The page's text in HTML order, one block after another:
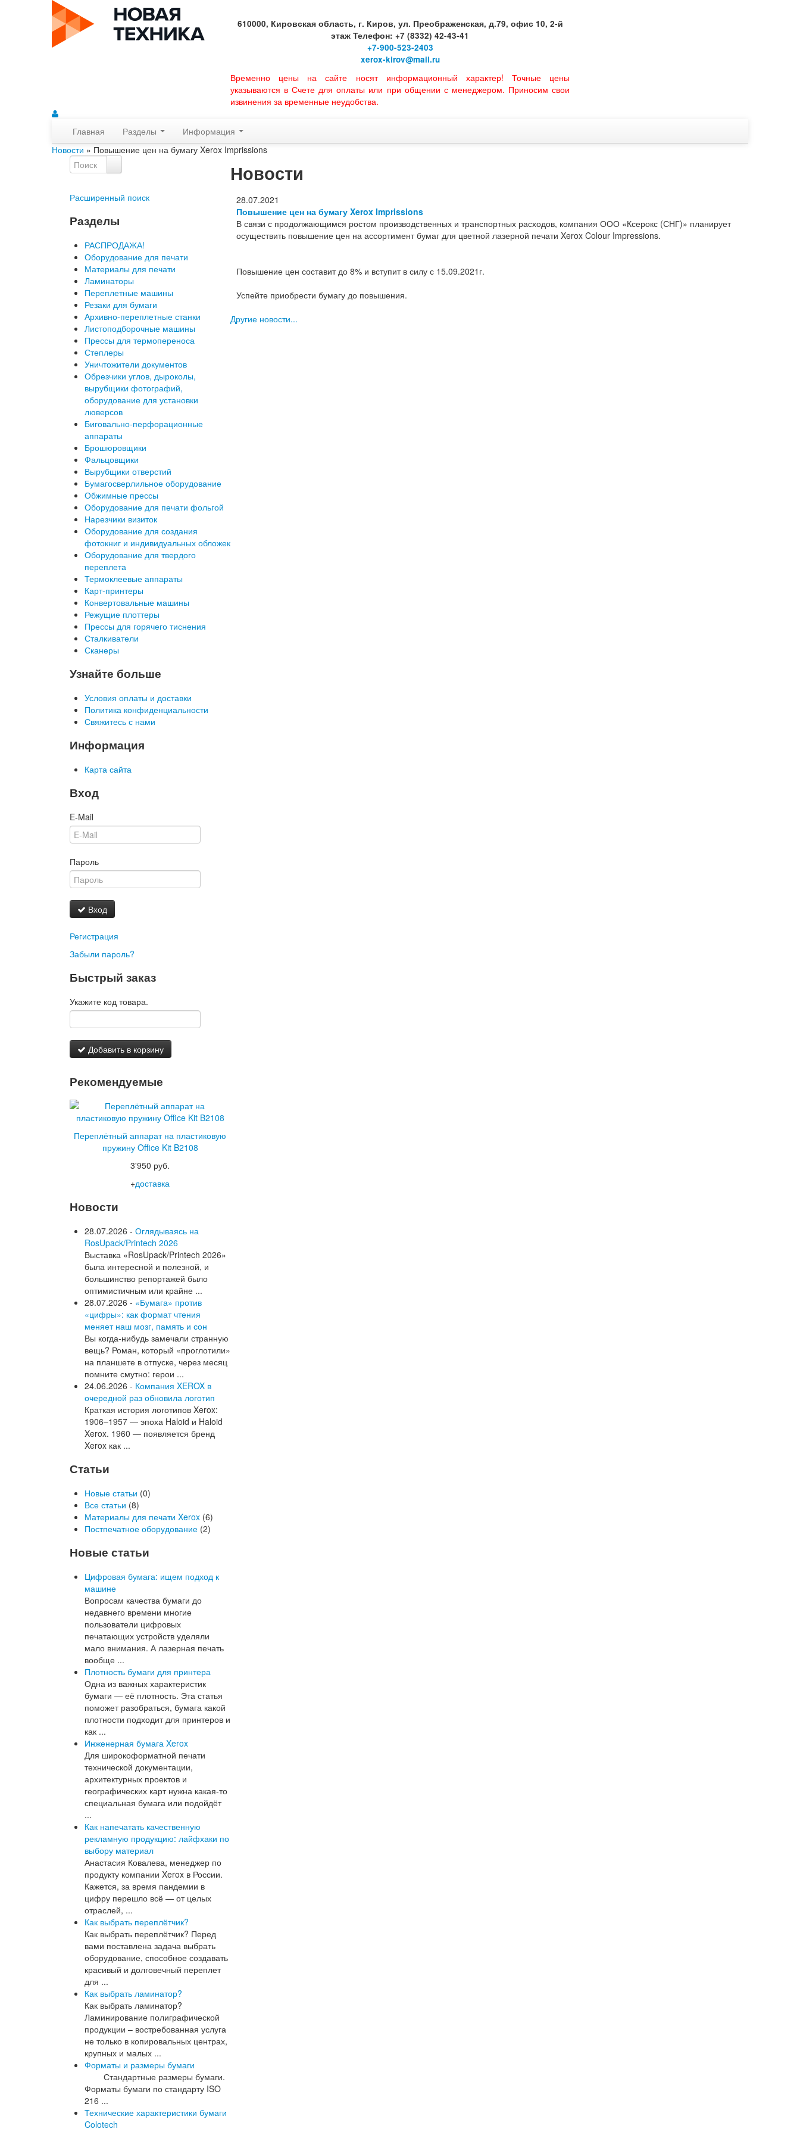
610000, Кировская область, г. Киров, ул. Преображенская, д.79, офис 10, 2-й
этаж Телефон: +7 (8332) 42-43-41
+7-900-523-2403
xerox-kirov@mail.ru
Временно цены на сайте носят информационный характер! Точные цены
указываются в Счете для оплаты или при общении с менеджером. Приносим свои
извинения за временные неудобства.
Главная Разделы
Информация
Новости » Повышение цен на бумагу Xerox Imprissions
Новости
28.07.2021
Повышение цен на бумагу Xerox Imprissions
В связи с продолжающимся ростом производственных и транспортных расходов, компания ООО «Ксерокс (СНГ)» планирует
осуществить повышение цен на ассортимент бумаг для цветной лазерной печати Xerox Colour Impressions.
Повышение цен составит до 8% и вступит в силу с 15.09.2021г.
Успейте приобрести бумагу до повышения.
Другие новости...
Расширенный поиск
Разделы
РАСПРОДАЖА!
Оборудование для печати
Материалы для печати
Ламинаторы
Переплетные машины
Резаки для бумаги
Архивно-переплетные станки
Листоподборочные машины
Прессы для термопереноса
Степлеры
Уничтожители документов
Обрезчики углов, дыроколы,
вырубщики фотографий,
оборудование для установки
люверсов
Биговально-перфорационные
аппараты
Брошюровщики
Фальцовщики
Вырубщики отверстий
Бумагосверлильное оборудование
Обжимные прессы
Оборудование для печати фольгой
Нарезчики визиток
Оборудование для создания
фотокниг и индивидуальных обложек
Оборудование для твердого
переплета
Термоклеевые аппараты
Карт-принтеры
Конвертовальные машины
Режущие плоттеры
Прессы для горячего тиснения
Сталкиватели
Сканеры
Узнайте больше
Условия оплаты и доставки
Политика конфиденциальности
Свяжитесь с нами
Информация
Карта сайта
Вход
E-Mail
Пароль
Вход
Регистрация
Забыли пароль?
Быстрый заказ
Укажите код товара.
Добавить в корзину
Рекомендуемые
Переплётный аппарат на пластиковую
пружину Office Kit B2108
3'950 руб.
+доставка
Новости
28.07.2026 - Оглядываясь на
RosUpack/Printech 2026
Выставка «RosUpack/Printech 2026»
была интересной и полезной, и
большинство репортажей было
оптимистичным или крайне ...
28.07.2026 - «Бумага» против
«цифры»: как формат чтения
меняет наш мозг, память и сон
Вы когда-нибудь замечали странную
вещь? Роман, который «проглотили»
на планшете в отпуске, через месяц
помните смутно: герои ...
24.06.2026 - Компания XEROX в
очередной раз обновила логотип
Краткая история логотипов Xerox:
1906–1957 — эпоха Haloid и Haloid
Xerox. 1960 — появляется бренд
Xerox как ...
Статьи
Новые статьи (0)
Все статьи (8)
Материалы для печати Xerox (6)
Постпечатное оборудование (2)
Новые статьи
Цифровая бумага: ищем подход к
машине
Вопросам качества бумаги до
недавнего времени многие
пользователи цифровых
печатающих устройств уделяли
мало внимания. А лазерная печать
вообще ...
Плотность бумаги для принтера
Одна из важных характеристик
бумаги — её плотность. Эта статья
поможет разобраться, бумага какой
плотности подходит для принтеров и
как ...
Инженерная бумага Xerox
Для широкоформатной печати
технической документации,
архитектурных проектов и
географических карт нужна какая-то
специальная бумага или подойдёт
...
Как напечатать качественную
рекламную продукцию: лайфхаки по
выбору материал
Анастасия Ковалева, менеджер по
продукту компании Xerox в России.
Кажется, за время пандемии в
цифру перешло всё — от целых
отраслей, ...
Как выбрать переплётчик?
Как выбрать переплётчик? Перед
вами поставлена задача выбрать
оборудование, способное создавать
красивый и долговечный переплет
для ...
Как выбрать ламинатор?
Как выбрать ламинатор?
Ламинирование полиграфической
продукции – востребованная услуга
не только в копировальных центрах,
крупных и малых ...
Форматы и размеры бумаги
Стандартные размеры бумаги.
Форматы бумаги по стандарту ISO
216 ...
Технические характеристики бумаги
Colotech